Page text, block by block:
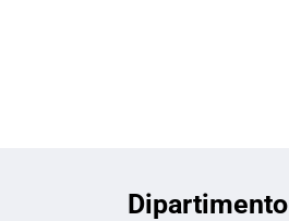
Dipartimento